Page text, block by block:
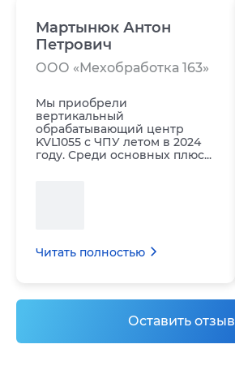
Мартынюк Антон
Петрович
ООО «Мехобработка 163»
Мы приобрели
вертикальный
обрабатывающий центр
KVL1055 с ЧПУ летом в 2024
году. Среди основных плюс...
Читать полностью
Оставить отзыв